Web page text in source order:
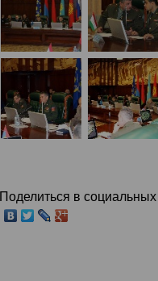
Поделиться в социальных